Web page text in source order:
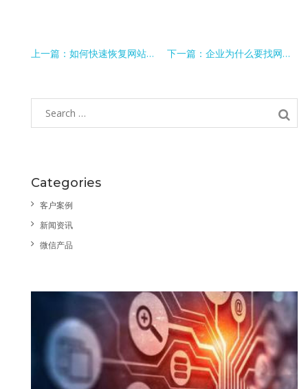
上一篇：如何快速恢复网站权重 下一篇：企业为什么要找网络推广公司？
Categories
客户案例
新闻资讯
微信产品